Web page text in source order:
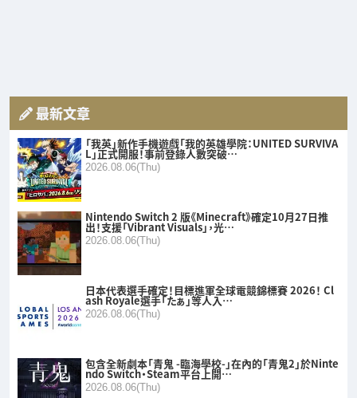
最新文章
「我英」新作手機遊戲「我的英雄學院：UNITED SURVIVA
L」正式開服！事前登錄人數突破…
2026.08.06(Thu)
Nintendo Switch 2 版《Minecraft》確定10月27日推
出！支援「Vibrant Visuals」，光…
2026.08.06(Thu)
日本代表選手確定！目標進軍全球電競錦標賽 2026！ Cl
ash Royale選手「たぁ」等人入…
2026.08.06(Thu)
包含全新劇本「青鬼 -臨海學校-」在內的「青鬼2」於Ninte
ndo Switch・Steam平台上開…
2026.08.06(Thu)